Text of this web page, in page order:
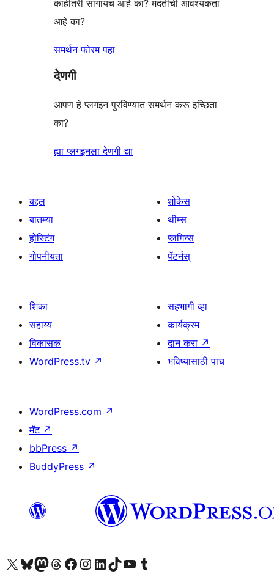
काहीतरी सांगायचं आहे का? मदतीची आवश्यकता
आहे का?
समर्थन फोरम पहा
देणगी
आपण हे प्लगइन पुरविण्यात समर्थन करू इच्छिता
का?
ह्या प्लगइनला देणगी द्या
बद्दल
बातम्या
होस्टिंग
गोपनीयता
शोकेस
थीम्स
प्लगिन्स
पॅटर्नस्
शिका
सहाय्य
विकासक
WordPress.tv ↗
सहभागी व्हा
कार्यक्रम
दान करा ↗
भविष्यासाठी पाच
WordPress.com ↗
मॅट ↗
bbPress ↗
BuddyPress ↗
आमच्या X (एक्स) (पूर्वीचे ट्विटर) खात्याला भेट द्या आमच्या ब्लूस्की खात्याला भेट द्या.आमच्या Mastodon खात्याला भेट द्या.आमच्या थ्रेड्स खात्याला भेट द्या. आमच्या फेसबुक पेजला भेट द्या आमच्या इंस्टाग्राम खात्याला भेट द्या आमच्या लिंक्डइन खात्याला भेट द्या आमच्या टिकटॉक अकाउंटला भेट द्या.आमच्या यूट्यूब चॅनेलला भेट द्या आमच्या टंबलर खात्याला भेट द्या.